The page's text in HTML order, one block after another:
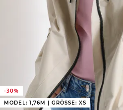
-30%
MODEL: 1,76M | GRÖSSE: XS